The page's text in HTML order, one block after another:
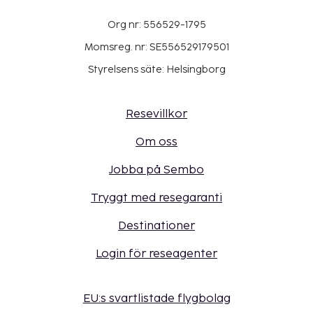
Org nr: 556529-1795
Momsreg. nr: SE556529179501
Styrelsens säte: Helsingborg
Resevillkor
Om oss
Jobba på Sembo
Tryggt med resegaranti
Destinationer
Login för reseagenter
EU:s svartlistade flygbolag